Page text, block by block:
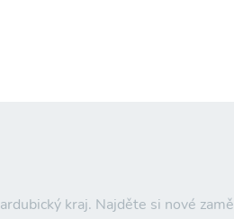
kraj. Najděte si nové